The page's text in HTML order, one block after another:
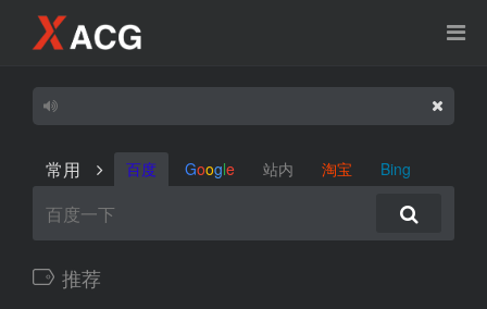
常用 百度 Google 站内 淘宝 Bing
推荐